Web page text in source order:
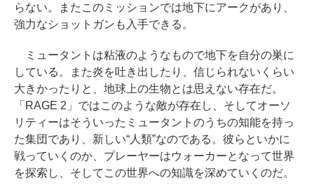
らない。またこのミッションでは地下にアークがあり、
強力なショットガンも入手できる。
ミュータントは粘液のようなもので地下を自分の巣に
している。また炎を吐き出したり、信じられないくらい
大きかったりと、地球上の生物とは思えない存在だ。
「RAGE 2」ではこのような敵が存在し、そしてオーソ
リティーはそういったミュータントのうちの知能を持っ
た集団であり、新しい“人類”なのである。彼らといかに
戦っていくのか、プレーヤーはウォーカーとなって世界
を探索し、そしてこの世界への知識を深めていくのだ。